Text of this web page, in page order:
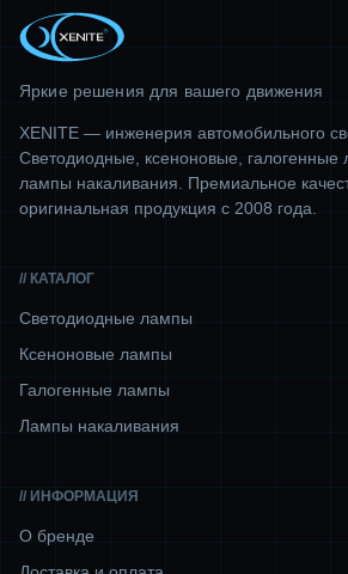
Яркие решения для вашего движения
XENITE — инженерия автомобильного
Светодиодные, ксеноновые, галогенные
лампы накаливания. Премиальное
оригинальная продукция с 2008 года.
// КАТАЛОГ
Светодиодные лампы
Ксеноновые лампы
Галогенные лампы
Лампы накаливания
// ИНФОРМАЦИЯ
О бренде